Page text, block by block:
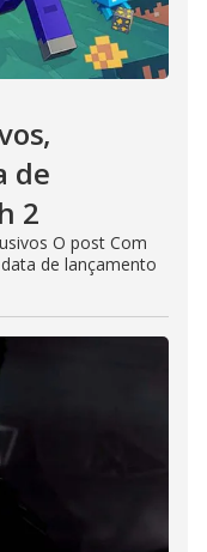
de
2
O post Com
de lançamento